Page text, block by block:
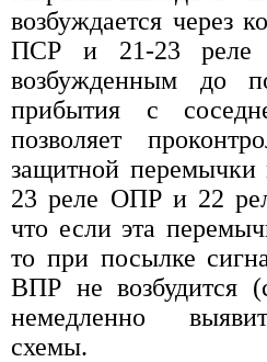
возбуждается через
ПСР и 21-23 реле
возбужденным до
прибытия с
позволяет
защитной перемычки
23 реле ОПР и 22
что если эта
то при посылке
ВПР не возбудится
немедленно
схемы.